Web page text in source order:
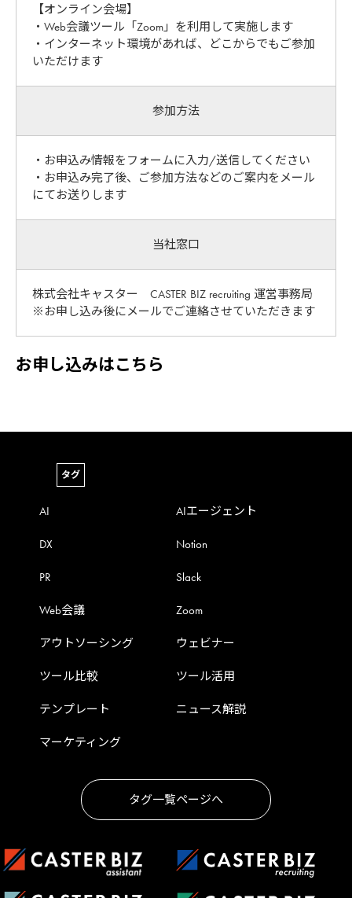
【オンライン会場】
・Web会議ツール「Zoom」を利用して実施します
・インターネット環境があれば、どこからでもご参加
いただけます
参加方法
・お申込み情報をフォームに入力/送信してください
・お申込み完了後、ご参加方法などのご案内をメール
にてお送りします
当社窓口
株式会社キャスター CASTER BIZ recruiting 運営事務局
※お申し込み後にメールでご連絡させていただきます
お申し込みはこちら
タグ
AI AIエージェント
DX Notion
PR Slack
Web会議 Zoom
アウトソーシング ウェビナー
ツール比較 ツール活用
テンプレート ニュース解説
マーケティング
タグ一覧ページへ